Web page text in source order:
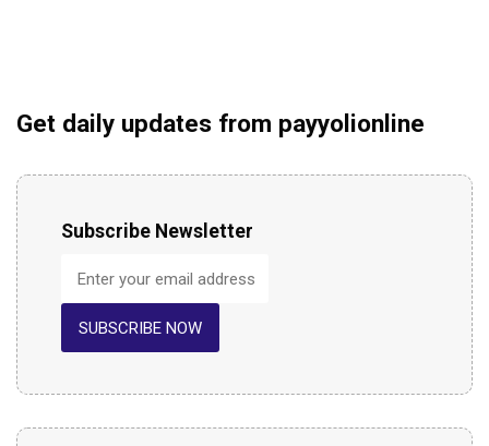
Get daily updates from payyolionline
Subscribe Newsletter
SUBSCRIBE NOW